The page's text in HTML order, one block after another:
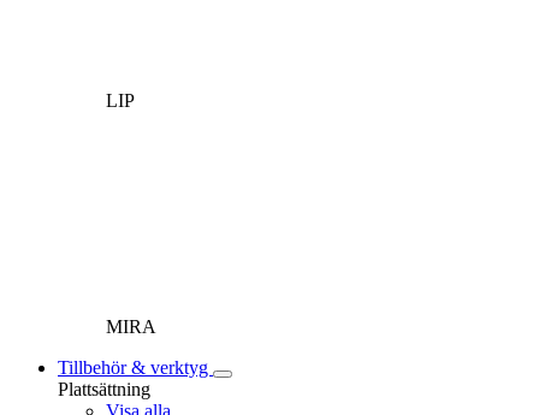
LIP
MIRA
Tillbehör & verktyg
Plattsättning
Visa alla